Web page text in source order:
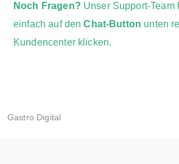
Noch Fragen? Unser Support-Team
einfach auf denChat-Button unten
Kundencenter klicken.
Gastro.Digital